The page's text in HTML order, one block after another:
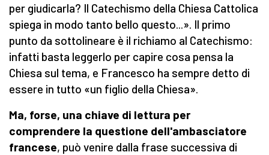
per giudicarla? Il Catechismo della Chiesa Cattolica
spiega in modo tanto bello questo...». Il primo
punto da sottolineare è il richiamo al Catechismo:
infatti basta leggerlo per capire cosa pensa la
Chiesa sul tema, e Francesco ha sempre detto di
essere in tutto «un figlio della Chiesa».
Ma, forse, una chiave di lettura per
comprendere la questione dell'ambasciatore
francese, può venire dalla frase successiva di